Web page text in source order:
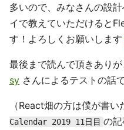
多いので、みなさんの設
イで教えていただけると
す！よろしくお願いします
最後まで読んで頂きあり
sy さんによるテストの話
（React畑の方は僕が書い
Calendar 2019 11日目 の